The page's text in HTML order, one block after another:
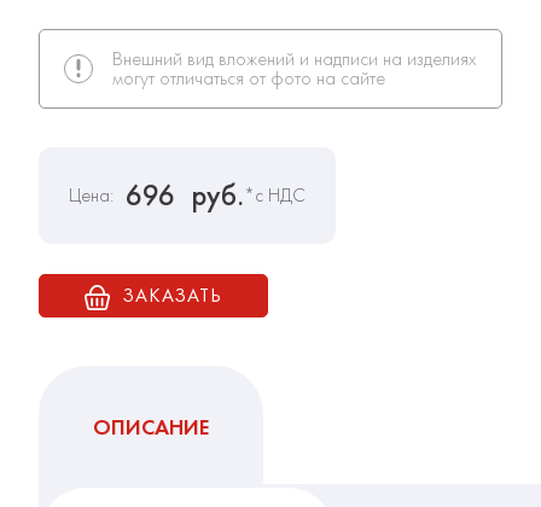
Внешний вид вложений и надписи на изделиях
могут отличаться от фото на сайте
Цена: 696 руб.*с НДС
ЗАКАЗАТЬ
ОПИСАНИЕ